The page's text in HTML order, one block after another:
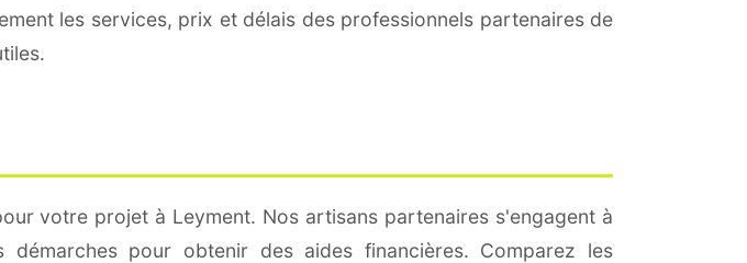
les services, prix et délais des professionnels partenaires de
votre projet à Leyment. Nos artisans partenaires s'engagent à
pour obtenir des aides financières. Comparez les